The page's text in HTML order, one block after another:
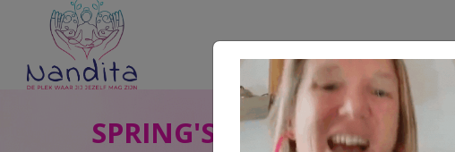
SPRING'S IN THE AIR